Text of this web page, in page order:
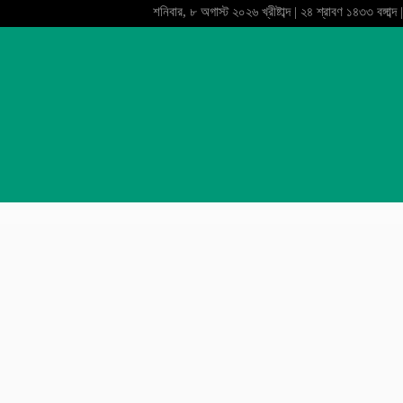
শনিবার, ৮ অগাস্ট ২০২৬ খ্রীষ্টাব্দ | ২৪ শ্রাবণ ১৪৩৩ বঙ্গাব্দ |